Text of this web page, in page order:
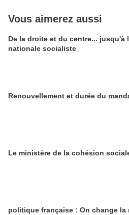
Vous aimerez aussi
De la droite et du centre... jusqu'à
nationale socialiste
Renouvellement et durée du
Le ministère de la cohésion
politique française : On change la